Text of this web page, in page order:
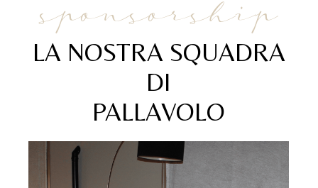
sponsorship
LA NOSTRA SQUADRA
DI
PALLAVOLO